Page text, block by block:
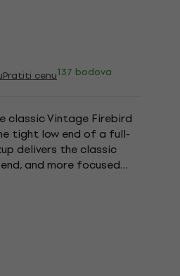
Pratiti cenu137 bodova
classic Vintage Firebird
tight low end of a full-
delivers the classic
and more focused